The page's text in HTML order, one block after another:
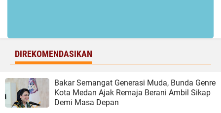
DIREKOMENDASIKAN
Bakar Semangat Generasi Muda, Bunda Genre
Kota Medan Ajak Remaja Berani Ambil Sikap
Demi Masa Depan